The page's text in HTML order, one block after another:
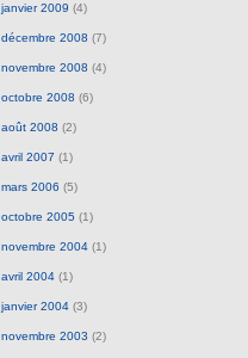
janvier 2009 (4)
décembre 2008 (7)
novembre 2008 (4)
octobre 2008 (6)
août 2008 (2)
avril 2007 (1)
mars 2006 (5)
octobre 2005 (1)
novembre 2004(1)
avril 2004(1)
janvier 2004(3)
novembre 2003 (2)